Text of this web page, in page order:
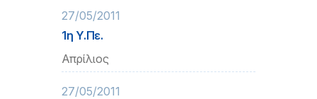
27/05/2011
1η Υ.Πε.
Απρίλιος
27/05/2011